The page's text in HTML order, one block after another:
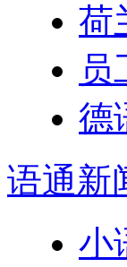
荷
员
德
语通新
小